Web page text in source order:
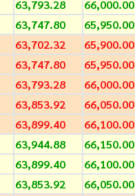
63,793.28 66,000.00
63,747.80 65,950.00
63,702.32 65,900.00
63,747.80 65,950.00
63,793.28 66,000.00
63,853.92 66,050.00
63,899.40 66,100.00
63,944.88 66,150.00
63,899.40 66,100.00
63,853.92 66,050.00